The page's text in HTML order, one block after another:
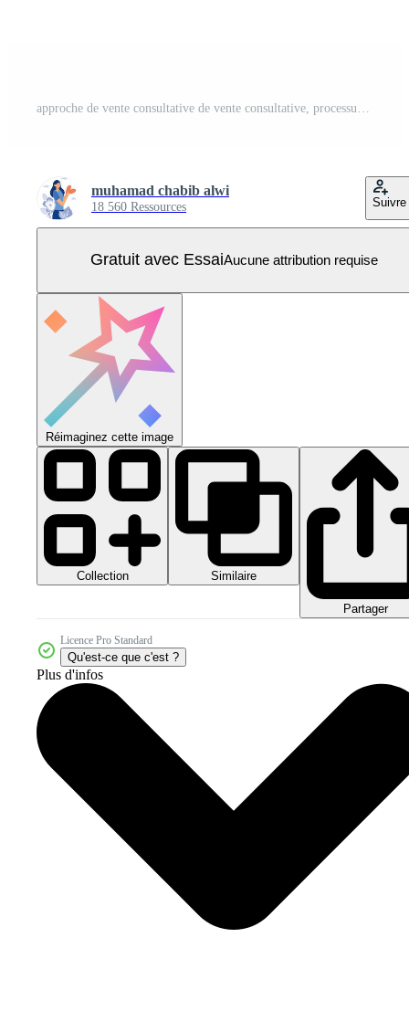
muhamad chabib alwi
18 560 Ressources Suivre
Gratuit avec EssaiAucune attribution requise
Réimaginez cette image
Collection Similaire
Partager
Licence Pro Standard
Qu'est-ce que c'est ?
Plus d'infos